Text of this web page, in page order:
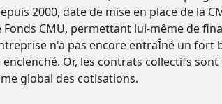
2000, date de mise en place de la
Fonds CMU, permettant lui-même de
n'a pas encore entraÎné un fort
Or, les contrats collectifs
global des cotisations.